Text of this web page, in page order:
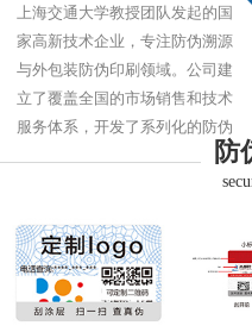
上海交通大学教授团队发起的国
家高新技术企业，专注防伪溯源
与外包装防伪印刷领域。公司建
立了覆盖全国的市场销售和技术
服务体系，开发了系列化的防伪
产品，以难仿制、易识别、优成
本的技术，经受住了市场的严酷
防